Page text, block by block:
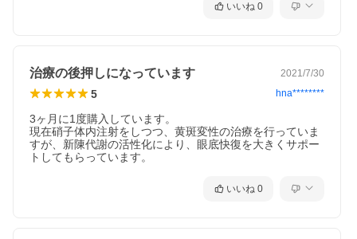
いいね 0
治療の後押しになっています 2021/7/30
5 hna********
3ヶ月に1度購入しています。
現在硝子体内注射をしつつ、黄斑変性の治療を行っていま
すが、新陳代謝の活性化により、眼底快復を大きくサポー
トしてもらっています。
いいね 0